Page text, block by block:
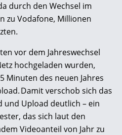
durch den Wechsel im
zu Vodafone, Millionen
vor dem Jahreswechsel
hochgeladen wurden,
Minuten des neuen Jahres
Damit verschob sich das
und Upload deutlich – ein
das sich laut den
Videoanteil von Jahr zu